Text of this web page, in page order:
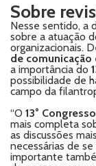
Sobre
Nesse sentido, a
sobre a atuação
organizacionais.
de comunicação
a importância do
possibilidade de
campo da
“O 13°
mais completa
as discussões
necessárias de
importante